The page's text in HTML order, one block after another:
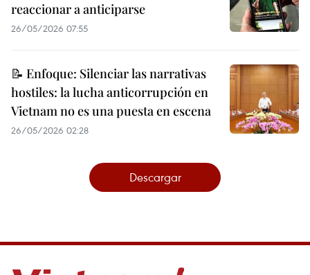
reaccionar a anticiparse
26/05/2026 07:55
📝 Enfoque: Silenciar las narrativas
hostiles: la lucha anticorrupción en
Vietnam no es una puesta en escena
26/05/2026 02:28
Descargar